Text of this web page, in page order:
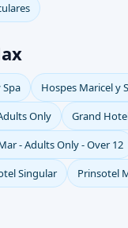
Hospes Maricel y
Only Grand
- Adults Only - Over 12
Singular Prinsotel